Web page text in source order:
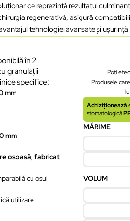
ce reprezintă rezultatul
regenerativă, asigură
tehnologiei avansate și ușurință
în 2
granulații
specifice:
mm
mm
osoasă, fabricat
cu osul
utilizare
Poți
Produsele
Achiziționează
stomatologică
MĂRIME
VOLUM